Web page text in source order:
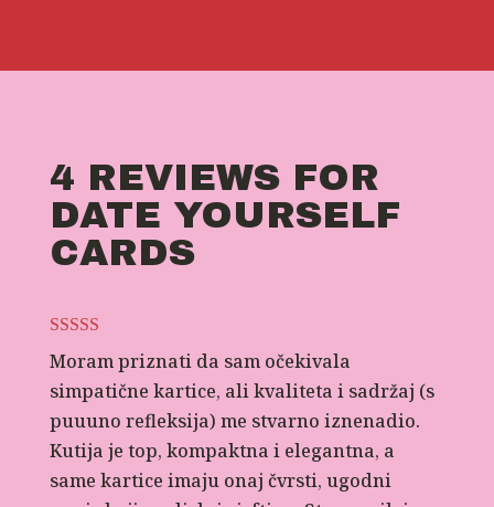
4 REVIEWS FOR
DATE YOURSELF
CARDS
Ocijenjeno
od 5
Moram priznati da sam očekivala
simpatične kartice, ali kvaliteta i sadržaj (s
puuuno refleksija) me stvarno iznenadio.
Kutija je top, kompaktna i elegantna, a
same kartice imaju onaj čvrsti, ugodni